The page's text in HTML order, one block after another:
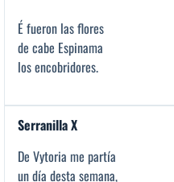
É fueron las flores
de cabe Espinama
los encobridores.
Serranilla X
De Vytoria me partía
un día desta semana,